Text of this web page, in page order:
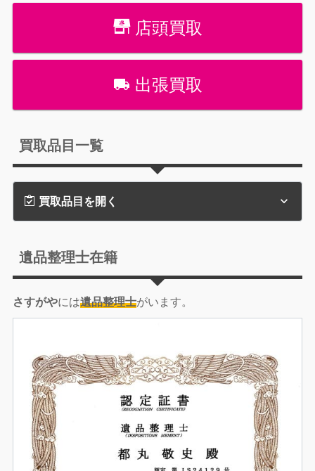
店頭買取
出張買取
買取品目一覧
買取品目を開く
遺品整理士在籍
さすがやには遺品整理士がいます。